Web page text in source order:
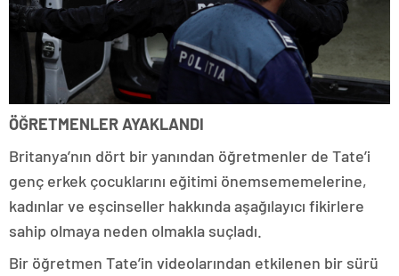
ÖĞRETMENLER AYAKLANDI
Britanya’nın dört bir yanından öğretmenler de Tate’i
genç erkek çocuklarını eğitimi önemsememelerine,
kadınlar ve eşcinseller hakkında aşağılayıcı fikirlere
sahip olmaya neden olmakla suçladı.
Bir öğretmen Tate’in videolarından etkilenen bir sürü